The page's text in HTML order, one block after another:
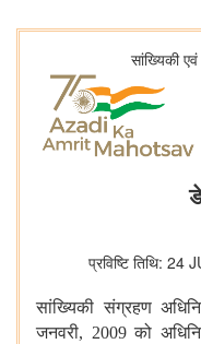
सांख्यिकी
प्रविष्टि तिथि:
सांख्यिकी संग्रहण
जनवरी, 2009 को